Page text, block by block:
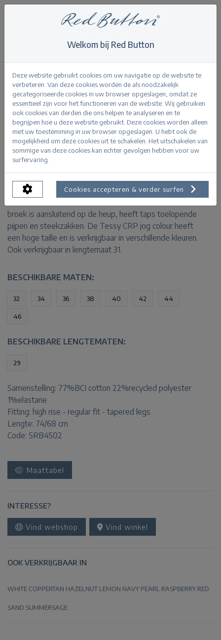
Tessy CRP jog colour L29
Terug
Tessy CRP jog colour mint
PRODUCTINFORMATIE
De Tessy CRP jog colour is een jog broek van een
broek is aansluitend op de heup, heeft taps toelopende
pijpen en steekzakken. De Tessy CRP jog colour heeft
een hoge taille en is verkrijgbaar in verschillende kleuren.
Ook verkrijgbaar in lengtemaat 31.
BESCHIKBARE MATEN:
32 34 36 38 40 42 44
46
BESCHIKBARE LENGTEMATEN:
29
Samenstelling: 77%BCI cotton 22%recycled polyester
1%elastane
Fitting: high rise - regular fit - tapered legs
Lengte: 74/68 cm
Code: SRB4502
Maattabel
INTERESSE?
Vind webshop Vind winkel
OOK VERKRIJGBAAR IN
WHITE COPPERTAN HAZELNUT LEMON NAVY PEARL RASPBERRY RED
SAND SUMMERSAGE
Welkom bij Red Button
Deze website gebruikt cookies om uw navigatie op de website te
verbeteren. Van deze cookies worden de als noodzakelijk
gecategoriseerde cookies in uw browser opgeslagen, omdat ze
essentieel zijn voor het functioneren van de website. Wij gebruiken
ook cookies van derden die ons helpen te analyseren en te
begrijpen hoe u deze website gebruikt. Deze cookies worden alleen
met uw toestemming in uw browser opgeslagen. U hebt ook de
mogelijkheid om deze cookies uit te schakelen. Het uitschakelen van
sommige van deze cookies kan echter gevolgen hebben voor uw
surfervaring.
Cookies accepteren & verder surfen